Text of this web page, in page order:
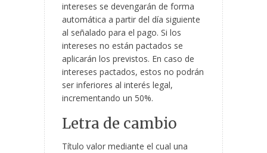
intereses se devengarán de forma
automática a partir del día siguiente
al señalado para el pago. Si los
intereses no están pactados se
aplicarán los previstos. En caso de
intereses pactados, estos no podrán
ser inferiores al interés legal,
incrementando un 50%.
Letra de cambio
Título valor mediante el cual una